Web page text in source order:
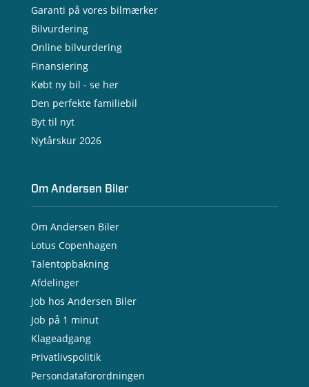
- Nye varebiler
- Brugte varebiler
- Erhvervsleasing
- Testkørsel
- Serviceaftale
- Opladning
Garanti på vores bilmærker
Bilvurdering
Online bilvurdering
Finansiering
Købt ny bil - se her
Den perfekte familiebil
Byt til nyt
Nytårskur 2026
Om Andersen Biler
Om Andersen Biler
Lotus Copenhagen
Talentopbakning
Afdelinger
Job hos Andersen Biler
Job på 1 minut
Klageadgang
Privatlivspolitik
Persondataforordningen